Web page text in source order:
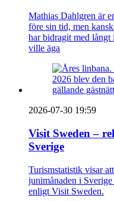
Mathias Dahlgren är
före sin tid, men
har bidragit med långt
ville äga
2026-07-30 19:59
Visit Sweden –
Sverige
Turismstatistik visar
junimånaden i
enligt Visit Sweden.